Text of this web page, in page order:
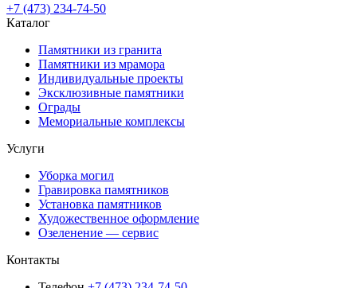
+7 (473) 234-74-50
Каталог
Памятники из гранита
Памятники из мрамора
Индивидуальные проекты
Эксклюзивные памятники
Ограды
Мемориальные комплексы
Услуги
Уборка могил
Гравировка памятников
Установка памятников
Художественное оформление
Озеленение — сервис
Контакты